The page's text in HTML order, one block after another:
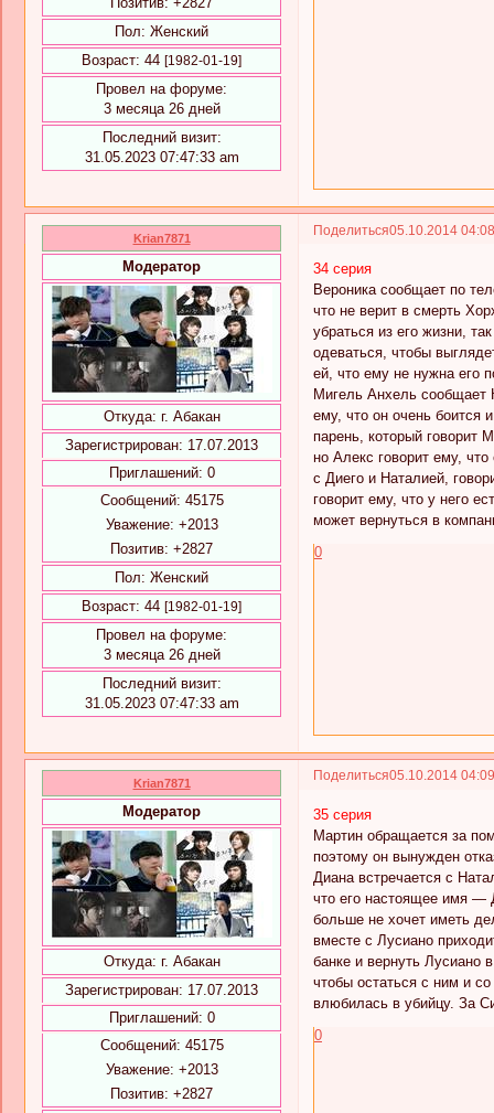
Пол: Женский
Возраст: 44 [1982-01-19]
Провел на форуме:
3 месяца 26 дней
Последний визит:
31.05.2023 07:47:33 am
Поделиться05.10.2014
Krian7871
Модератор
Откуда: г. Абакан
Зарегистрирован: 17.07.2013
Приглашений: 0
Сообщений: 45175
Уважение: +2013
Позитив: +2827
Пол: Женский
Возраст: 44 [1982-01-19]
Провел на форуме:
3 месяца 26 дней
Последний визит:
31.05.2023 07:47:33 am
34 серия
Вероника сообщает по
что не верит в смерть
убраться из его жизни,
одеваться, чтобы
ей, что ему не нужна его
Мигель Анхель сообщает
ему, что он очень боится
парень, который говорит
но Алекс говорит ему,
с Диего и Наталией,
говорит ему, что у него
может вернуться в
0
Поделиться05.10.2014
Krian7871
Модератор
Откуда: г. Абакан
Зарегистрирован: 17.07.2013
Приглашений: 0
Сообщений: 45175
Уважение: +2013
Позитив: +2827
35 серия
Мартин обращается за
поэтому он вынужден
Диана встречается с
что его настоящее имя —
больше не хочет иметь
вместе с Лусиано
банке и вернуть Лусиано
чтобы остаться с ним и
влюбилась в убийцу. За
0